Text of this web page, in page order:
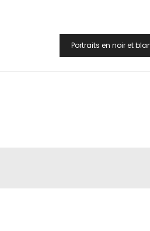
Navigation
DePortraits en noir et